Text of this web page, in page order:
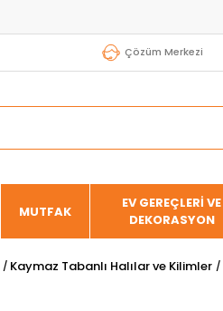
Çözüm Merkezi
MUTFAK
EV GEREÇLERİ VE
DEKORASYON
Kaymaz Tabanlı Halılar ve Kilimler